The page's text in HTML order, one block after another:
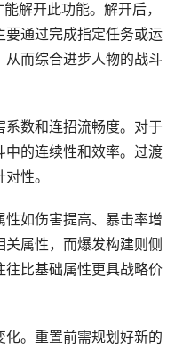
解开此功能。解开后，
通过完成指定任务或运
而综合进步人物的战斗
系数和连招流畅度。对于
中的连续性和效率。过渡
性。
如伤害提高、暴击率增
属性，而爆发构建则侧
往比基础属性更具战略价
。重置前需规划好新的